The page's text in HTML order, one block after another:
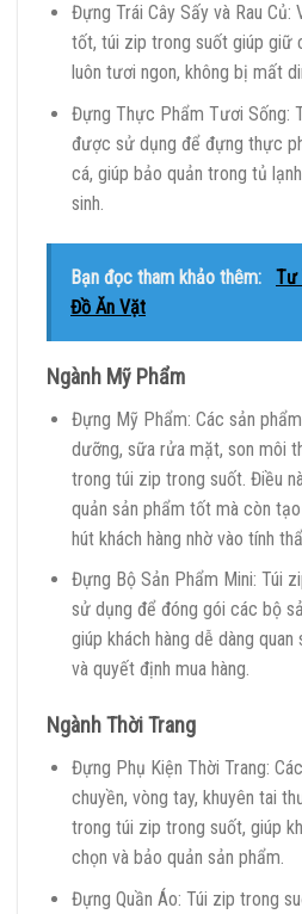
Đựng Trái Cây Sấy và Rau Củ:
tốt, túi zip trong suốt giúp giữ
luôn tươi ngon, không bị mất
Đựng Thực Phẩm Tươi Sống:
được sử dụng để đựng thực
cá, giúp bảo quản trong tủ
sinh.
Bạn đọc tham khảo thêm:
Tư
Đồ Ăn Vặt
Ngành Mỹ Phẩm
Đựng Mỹ Phẩm: Các sản
dưỡng, sữa rửa mặt, son môi
trong túi zip trong suốt. Điều
quản sản phẩm tốt mà còn
hút khách hàng nhờ vào tính
Đựng Bộ Sản Phẩm Mini: Túi
sử dụng để đóng gói các bộ
giúp khách hàng dễ dàng
và quyết định mua hàng.
Ngành Thời Trang
Đựng Phụ Kiện Thời Trang:
chuyền, vòng tay, khuyên tai
trong túi zip trong suốt, giúp
chọn và bảo quản sản phẩm.
Đựng Quần Áo: Túi zip trong